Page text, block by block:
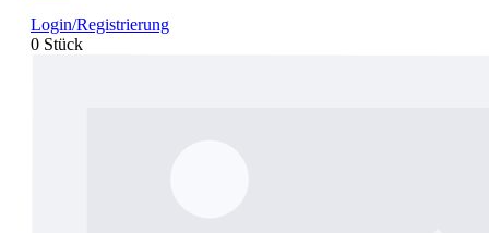
Login/Registrierung
0 Stück